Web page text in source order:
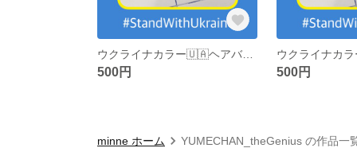
ウクライナカラー🇺🇦ヘアバンド
500円 500円
minne ホーム YUMECHAN_theGenius の作品一